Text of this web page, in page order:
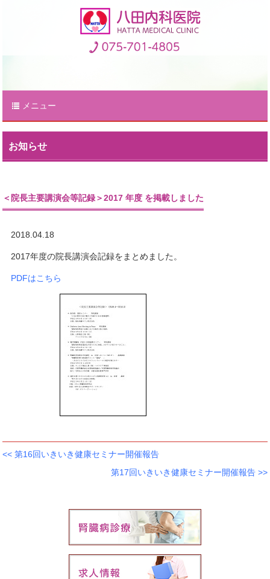
メニュー
お知らせ
＜院長主要講演会等記録＞2017 年度 を掲載しました
2018.04.18
2017年度の院長講演会記録をまとめました。
PDFはこちら
<< 第16回いきいき健康セミナー開催報告
第17回いきいき健康セミナー開催報告 >>